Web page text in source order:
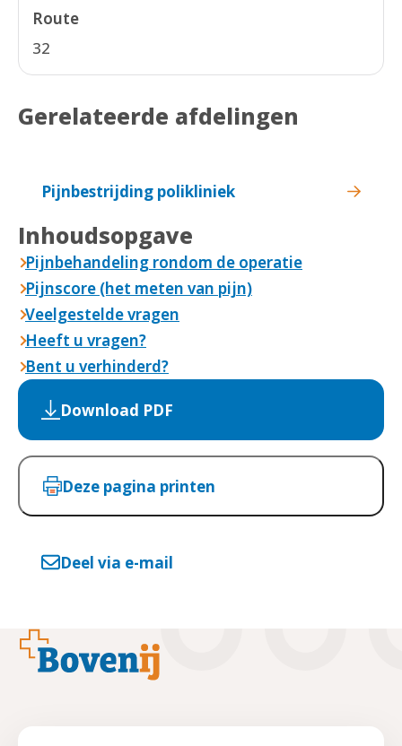
Inhoudsopgave
Pijnbehandeling rondom de operatie
Pijnscore (het meten van pijn)
Veelgestelde vragen
Heeft u vragen?
Bent u verhinderd?
Download PDF
Deze pagina printen
Deel via e-mail
Route
32
Gerelateerde afdelingen
Pijnbestrijding polikliniek
Footer